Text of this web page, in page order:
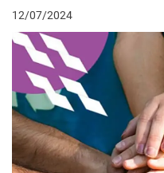
12/07/2024